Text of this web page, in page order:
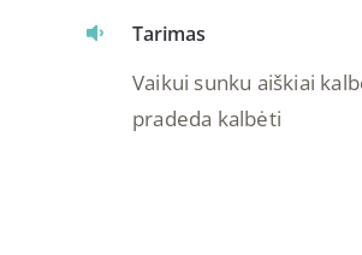
Tarimas
Vaikui sunku aiškiai
pradeda kalbėti